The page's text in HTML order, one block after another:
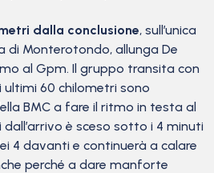
dalla conclusione, sull’unica
di Monterotondo, allunga De
al Gpm. Il gruppo transita con
ultimi 60 chilometri sono
BMC a fare il ritmo in testa al
è sceso sotto i 4 minuti
4 davanti e continuerà a calare
perché a dare manforte